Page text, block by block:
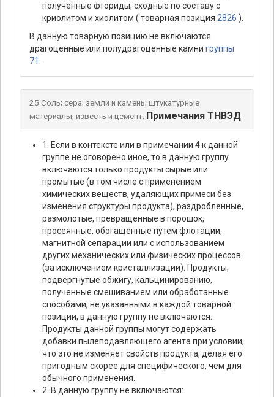
полученные фториды, сходные по составу с
криолитом и хиолитом ( товарная позиция 2826 ).
В данную товарную позицию не включаются
драгоценные или полудрагоценные камни группы
71
25 Соль; сера; земли и камень; штукатурные
материалы, известь и цемент: Примечания ТНВЭД
1. Если в контексте или в примечании 4 к данной
группе не оговорено иное, то в данную группу
включаются только продукты сырые или
промытые (в том числе с применением
химических веществ, удаляющих примеси без
изменения структуры продукта), раздробленные,
размолотые, превращенные в порошок,
просеянные, обогащенные путем флотации,
магнитной сепарации или с использованием
других механических или физических процессов
(за исключением кристаллизации). Продукты,
подвергнутые обжигу, кальцинированию,
полученные смешиванием или обработанные
способами, не указанными в каждой товарной
позиции, в данную группу не включаются.
Продукты данной группы могут содержать
добавки пылеподавляющего агента при условии,
что это не изменяет свойств продукта, делая его
пригодным скорее для специфического, чем для
обычного применения.
2. В данную группу не включаются: